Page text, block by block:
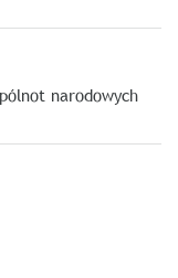
narodowych